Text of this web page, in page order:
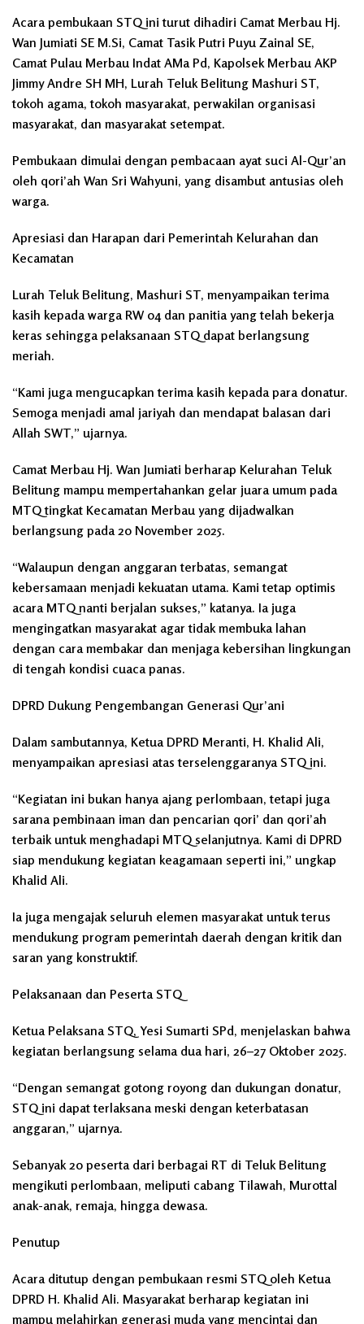
Acara pembukaan STQ ini turut dihadiri Camat Merbau Hj.
Wan Jumiati SE M.Si, Camat Tasik Putri Puyu Zainal SE,
Camat Pulau Merbau Indat AMa Pd, Kapolsek Merbau AKP
Jimmy Andre SH MH, Lurah Teluk Belitung Mashuri ST,
tokoh agama, tokoh masyarakat, perwakilan organisasi
masyarakat, dan masyarakat setempat.
Pembukaan dimulai dengan pembacaan ayat suci Al-Qur’an
oleh qori’ah Wan Sri Wahyuni, yang disambut antusias oleh
warga.
Apresiasi dan Harapan dari Pemerintah Kelurahan dan
Kecamatan
Lurah Teluk Belitung, Mashuri ST, menyampaikan terima
kasih kepada warga RW 04 dan panitia yang telah bekerja
keras sehingga pelaksanaan STQ dapat berlangsung
meriah.
“Kami juga mengucapkan terima kasih kepada para donatur.
Semoga menjadi amal jariyah dan mendapat balasan dari
Allah SWT,” ujarnya.
Camat Merbau Hj. Wan Jumiati berharap Kelurahan Teluk
Belitung mampu mempertahankan gelar juara umum pada
MTQ tingkat Kecamatan Merbau yang dijadwalkan
berlangsung pada 20 November 2025.
“Walaupun dengan anggaran terbatas, semangat
kebersamaan menjadi kekuatan utama. Kami tetap optimis
acara MTQ nanti berjalan sukses,” katanya. Ia juga
mengingatkan masyarakat agar tidak membuka lahan
dengan cara membakar dan menjaga kebersihan lingkungan
di tengah kondisi cuaca panas.
DPRD Dukung Pengembangan Generasi Qur’ani
Dalam sambutannya, Ketua DPRD Meranti, H. Khalid Ali,
menyampaikan apresiasi atas terselenggaranya STQ ini.
“Kegiatan ini bukan hanya ajang perlombaan, tetapi juga
sarana pembinaan iman dan pencarian qori’ dan qori’ah
terbaik untuk menghadapi MTQ selanjutnya. Kami di DPRD
siap mendukung kegiatan keagamaan seperti ini,” ungkap
Khalid Ali.
Ia juga mengajak seluruh elemen masyarakat untuk terus
mendukung program pemerintah daerah dengan kritik dan
saran yang konstruktif.
Pelaksanaan dan Peserta STQ
Ketua Pelaksana STQ, Yesi Sumarti SPd, menjelaskan bahwa
kegiatan berlangsung selama dua hari, 26–27 Oktober 2025.
“Dengan semangat gotong royong dan dukungan donatur,
STQ ini dapat terlaksana meski dengan keterbatasan
anggaran,” ujarnya.
Sebanyak 20 peserta dari berbagai RT di Teluk Belitung
mengikuti perlombaan, meliputi cabang Tilawah, Murottal
anak-anak, remaja, hingga dewasa.
Penutup
Acara ditutup dengan pembukaan resmi STQ oleh Ketua
DPRD H. Khalid Ali. Masyarakat berharap kegiatan ini
mampu melahirkan generasi muda yang mencintai dan